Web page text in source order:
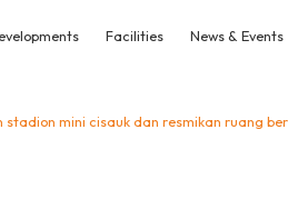
Facilities News & Events
mini cisauk dan resmikan ruang